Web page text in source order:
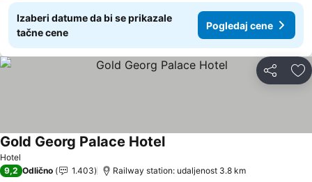
Izaberi datume da bi se prikazale
tačne cene
Pogledaj cene
Deli
Hotel
Gold Georg Palace Hotel
9,2 Odlično 1.403 Railway station: udaljenost 3.8 km